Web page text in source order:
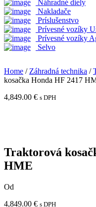
Náhradné diely
Nakladače
Príslušenstvo
Prívesné vozíky
Prívesné vozíky
Selvo
Home /Záhradná technika /
kosačka Honda HF 2417
4,849.00 € s DPH
Traktorová
HME
Od
4,849.00 € s DPH